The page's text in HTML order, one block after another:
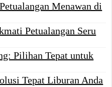
Menawan di
Petualangan Seru
Pilihan Tepat untuk
Tepat Liburan Anda